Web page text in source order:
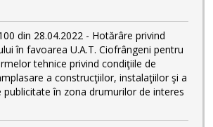
din 28.04.2022 - Hotărâre privind
în favoarea U.A.T. Ciofrângeni pentru
tehnice privind condiţiile de
a construcţiilor, instalaţiilor şi a
în zona drumurilor de interes